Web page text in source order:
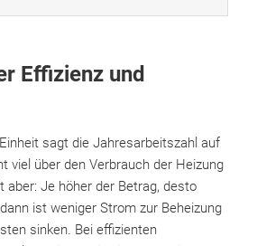
Effizienz und
sagt die Jahresarbeitszahl auf
viel über den Verbrauch der Heizung
aber: Je höher der Betrag, desto
ist weniger Strom zur Beheizung
sinken. Bei effizienten